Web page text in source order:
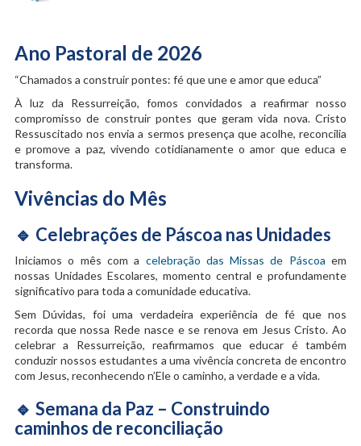
Ano Pastoral de 2026
“Chamados a construir pontes: fé que une e amor que educa”
À luz da Ressurreição, fomos convidados a reafirmar nosso
compromisso de construir pontes que geram vida nova. Cristo
Ressuscitado nos envia a sermos presença que acolhe, reconcilia
e promove a paz, vivendo cotidianamente o amor que educa e
transforma.
Vivências do Mês
🔹 Celebrações de Páscoa nas Unidades
Iniciamos o mês com a celebração das Missas de Páscoa em
nossas Unidades Escolares, momento central e profundamente
significativo para toda a comunidade educativa.
Sem Dúvidas, foi uma verdadeira experiência de fé que nos
recorda que nossa Rede nasce e se renova em Jesus Cristo. Ao
celebrar a Ressurreição, reafirmamos que educar é também
conduzir nossos estudantes a uma vivência concreta de encontro
com Jesus, reconhecendo n’Ele o caminho, a verdade e a vida.
🔹 Semana da Paz – Construindo
caminhos de reconciliação